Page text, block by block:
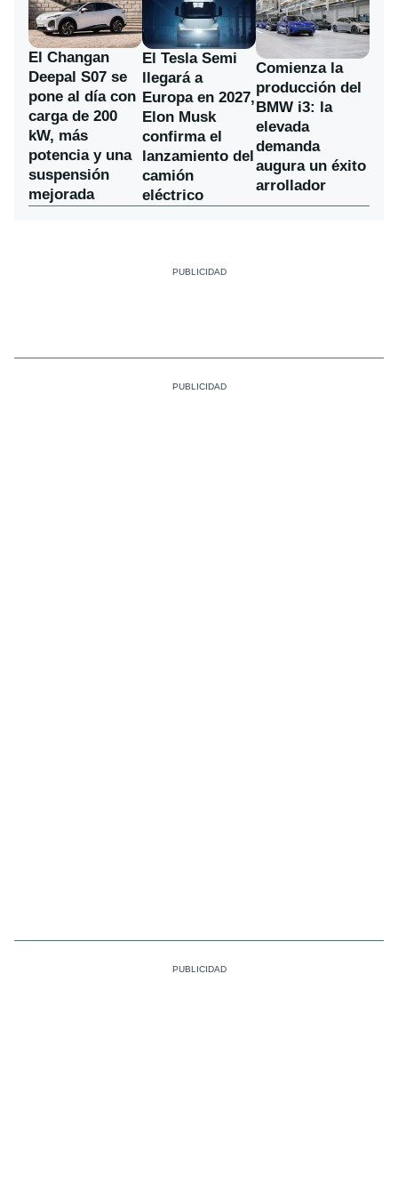
El Changan
Deepal S07 se
pone al día con
carga de 200
kW, más
potencia y una
suspensión
mejorada
El Tesla Semi
llegará a
Europa en 2027,
Elon Musk
confirma el
lanzamiento del
camión
eléctrico
Comienza la
producción del
BMW i3: la
elevada
demanda
augura un éxito
arrollador